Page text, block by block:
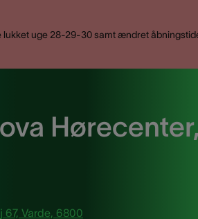
uge 28-29-30 samt ændret
67, Varde, 6800